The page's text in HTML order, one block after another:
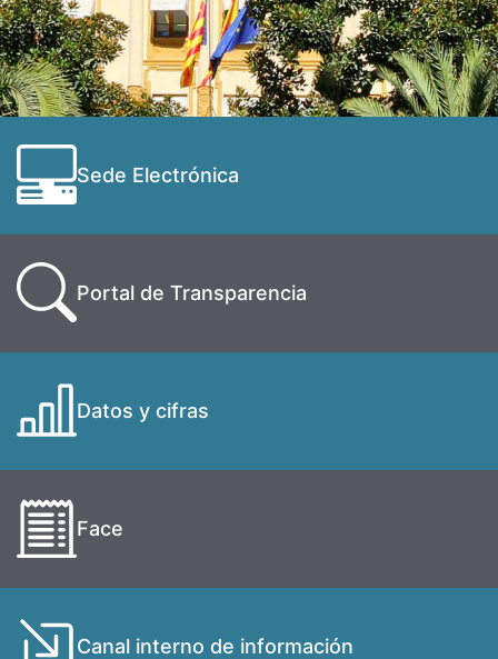
Sede Electrónica
Portal de Transparencia
Datos y cifras
Face
Canal interno de información